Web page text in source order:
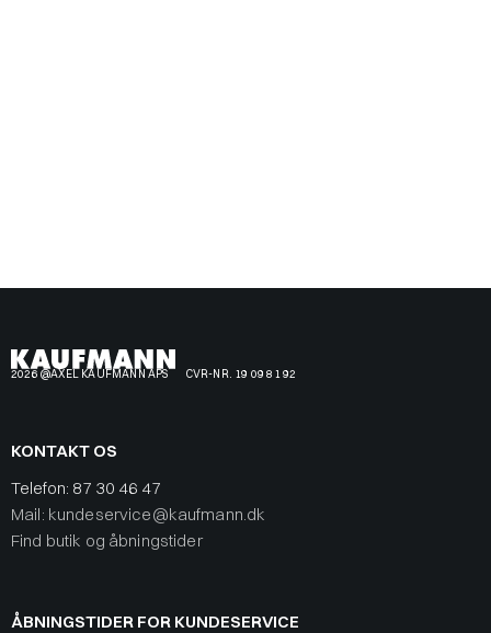
2026 @AXEL KAUFMANN APS CVR-NR. 19 09 81 92
KONTAKT OS
Telefon: 87 30 46 47
Mail: kundeservice@kaufmann.dk
Find butik og åbningstider
ÅBNINGSTIDER FOR KUNDESERVICE